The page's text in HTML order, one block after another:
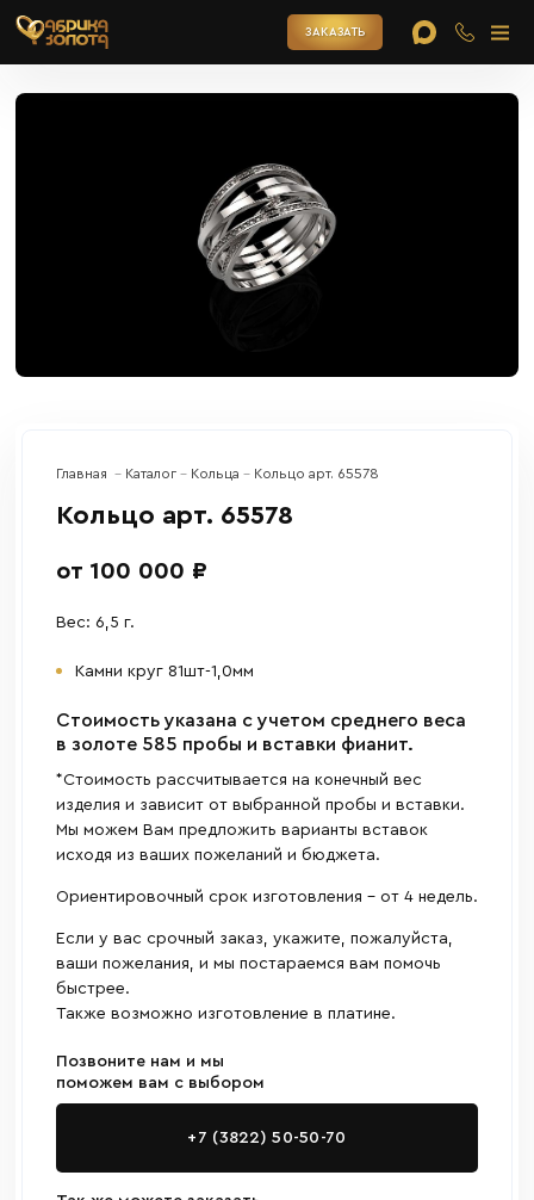
ЗАКАЗАТЬ
Главная Каталог Кольца Кольцо арт. 65578
Кольцо арт. 65578
от 100 000 ₽
Вес: 6,5 г.
Камни круг 81шт-1,0мм
Cтоимость указана с учетом среднего веса
в золоте 585 пробы и вставки фианит.
*Стоимость рассчитывается на конечный вес
изделия и зависит от выбранной пробы и вставки.
Мы можем Вам предложить варианты вставок
исходя из ваших пожеланий и бюджета.
Ориентировочный срок изготовления - от 4 недель.
Если у вас срочный заказ, укажите, пожалуйста,
ваши пожелания, и мы постараемся вам помочь
быстрее.
Также возможно изготовление в платине.
Позвоните нам и мы
поможем вам с выбором
+7 (3822) 50-50-70